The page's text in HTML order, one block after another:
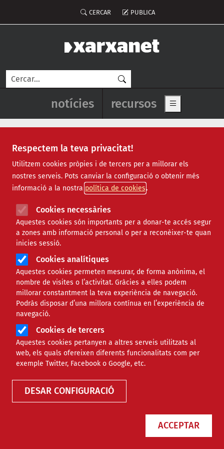
Respectem la teva privacitat!
Utilitzem cookies pròpies i de tercers per a millorar els
nostres serveis. Pots canviar la configuració o obtenir més
informació a la nostra política de cookies
Cookies necessàries
Aquestes cookies són importants per a donar-te accés segur
a zones amb informació personal o per a reconèixer-te quan
inicies sessió.
Cookies analítiques
Aquestes cookies permeten mesurar, de forma anònima, el
nombre de visites o l’activitat. Gràcies a elles podem
millorar constantment la teva experiència de navegació.
Podràs disposar d’una millora contínua en l’experiència de
navegació.
Cookies de tercers
Aquestes cookies pertanyen a altres serveis utilitzats al
web, els quals ofereixen diferents funcionalitats com per
exemple Twitter, Facebook o Google, etc.
DESAR CONFIGURACIÓ
ACCEPTAR
Menú del compte d'usuari
CERCAR PUBLICA
Cerca
Navegació principal de
notícies recursos Show main
Notícies
Totes | Ambiental | Comunitari | Cultural | Social
|
Internacional | Projectes | Jurídic | Tecnològic
Formació
Agenda